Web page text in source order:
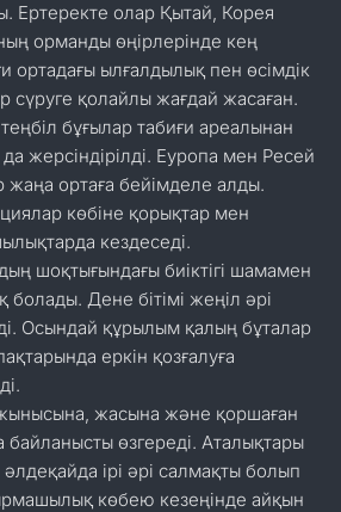
Ертеректе олар Қытай, Корея
орманды өңірлерінде кең
ортадағы ылғалдылық пен өсімдік
сүруге қолайлы жағдай жасаған.
бұғылар табиғи ареалынан
жерсіндірілді. Еуропа мен Ресей
жаңа ортаға бейімделе алды.
көбіне қорықтар мен
кездеседі.
шоқтығындағы биіктігі шамамен
болады. Дене бітімі жеңіл әрі
Осындай құрылым қалың бұталар
еркін қозғалуға
жасына және қоршаған
байланысты өзгереді. Аталықтары
ірі әрі салмақты болып
көбею кезеңінде айқын